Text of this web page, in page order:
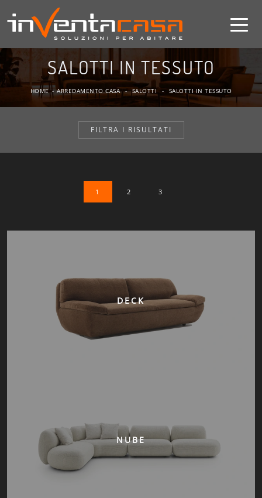
SALOTTI IN TESSUTO
HOME - ARREDAMENTO CASA - SALOTTI - SALOTTI IN TESSUTO
FILTRA I RISULTATI
1 2 3
DECK
NUBE